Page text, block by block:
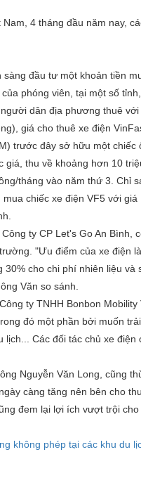
4 tháng đầu năm nay,
sàng đầu tư một khoản tiền
phóng viên, tại một số
dân địa phương thuê
giá cho thuê xe điện
trước đây sở hữu một
thu về khoảng hơn 10
tháng vào năm thứ 3. Chỉ
chiếc xe điện VF5 với
ty CP Let's Go An
"Ưu điểm của xe điện
cho chi phí nhiên liệu
Văn so sánh.
ty TNHH Bonbon
đó một phần bởi muốn
Các đối tác chủ xe
Nguyễn Văn Long, cũng
càng tăng nên bên cho
đem lại lợi ích vượt trội cho
không phép tại các khu du